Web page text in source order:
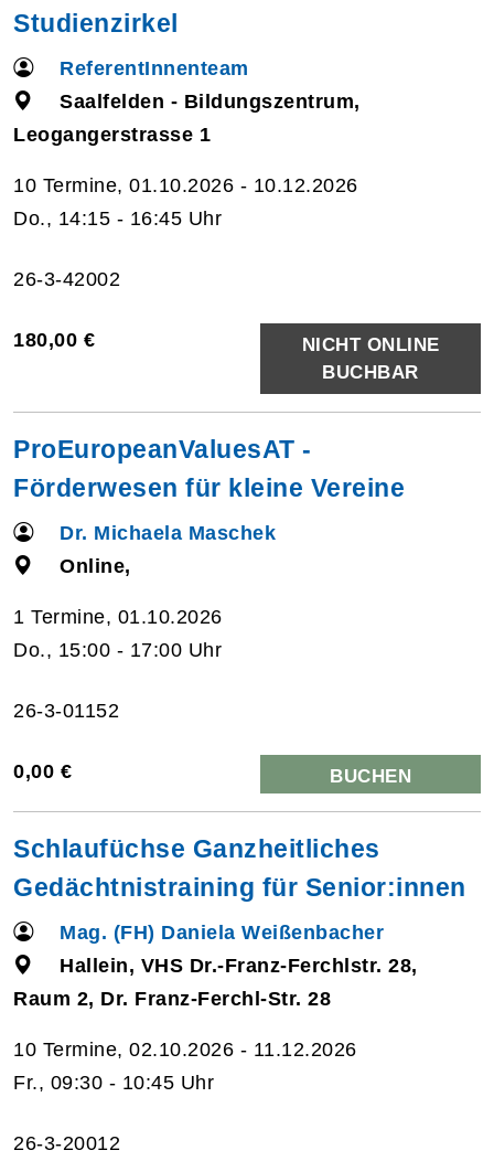
Studienzirkel
ReferentInnenteam
Saalfelden - Bildungszentrum,
Leogangerstrasse 1
10 Termine, 01.10.2026 - 10.12.2026
Do., 14:15 - 16:45 Uhr
26-3-42002
180,00 €
NICHT ONLINE
BUCHBAR
ProEuropeanValuesAT -
Förderwesen für kleine Vereine
Dr. Michaela Maschek
Online,
1 Termine, 01.10.2026
Do., 15:00 - 17:00 Uhr
26-3-01152
0,00 € BUCHEN
Schlaufüchse Ganzheitliches
Gedächtnistraining für Senior:innen
Mag. (FH) Daniela Weißenbacher
Hallein, VHS Dr.-Franz-Ferchlstr. 28,
Raum 2, Dr. Franz-Ferchl-Str. 28
10 Termine, 02.10.2026 - 11.12.2026
Fr., 09:30 - 10:45 Uhr
26-3-20012